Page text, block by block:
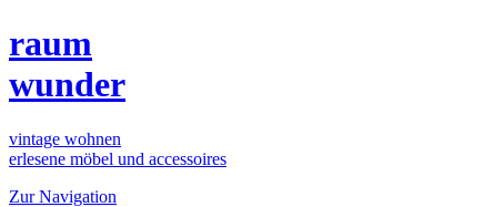
raum
wunder
vintage wohnen
erlesene möbel und accessoires
Zur Navigation